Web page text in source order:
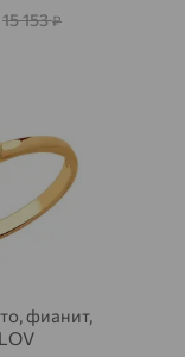
15 153₽
фианит,